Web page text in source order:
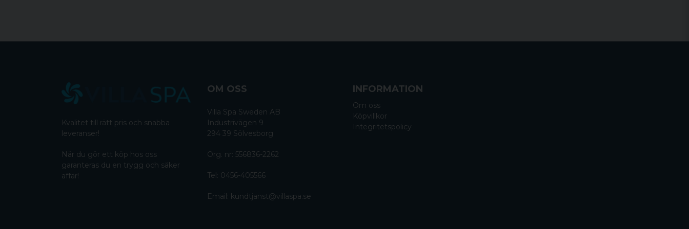
Kvalitet till rätt pris och snabba
leveranser!
När du gör ett köp hos oss
garanteras du en trygg och säker
affär!
OM OSS
Villa Spa Sweden AB
Industrivägen 9
294 39 Sölvesborg
Org. nr: 556836-2262
Tel: 0456-405566
Email: kundtjanst@villaspa.se
INFORMATION
Om oss
Köpvillkor
Integritetspolicy